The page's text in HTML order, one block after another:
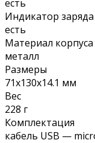
есть
Индикатор заряда
есть
Материал корпуса
металл
Размеры
71x130x14.1 мм
Вес
228 г
Комплектация
кабель USB —